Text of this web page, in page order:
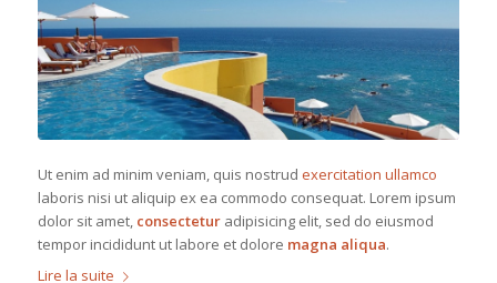
Ut enim ad minim veniam, quis nostrud exercitation ullamco
laboris nisi ut aliquip ex ea commodo consequat. Lorem ipsum
dolor sit amet, consecteturadipisicing elit, sed do eiusmod
tempor incididunt ut labore et dolore magna aliqua.
Lire la suite